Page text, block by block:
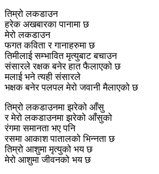
तिम्रो लकडाउन
हरेक अखबारका पानामा छ
मेरो लकडाउन
फगत कविता र गानाहरुमा छ
तिमीलाई सम्भावित मृत्युबाट बचाउन
संसारले रक्षक बनेर हात फैलाएको छ
मलाई भने त्यही संसारले
भक्षक बनेर पलपल मेरो जवानी मैलाएको छ
तिम्रो लकडाउनमा झरेको आँसु
र मेरो लकडाउनमा झरेको आँसुको
रंगमा समानता भए पनि
रसमा आकाश पातालको भिन्नता छ
तिम्रो आशुमा मृत्युको भय छ
मेरो आशुमा जीवनको भय छ